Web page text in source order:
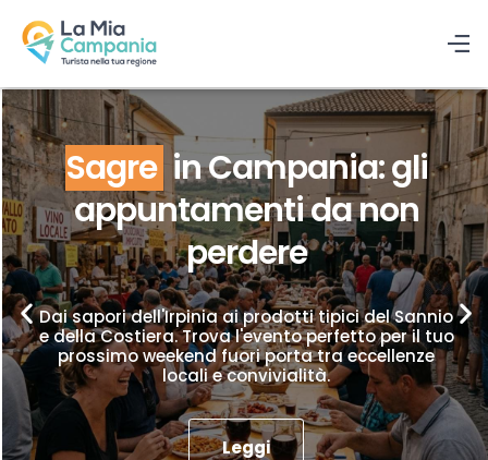
Sagre in Campania: gli
appuntamenti da non
perdere
Dai sapori dell'Irpinia ai prodotti tipici del Sannio
e della Costiera. Trova l'evento perfetto per il tuo
prossimo weekend fuori porta tra eccellenze
locali e convivialità.
Leggi